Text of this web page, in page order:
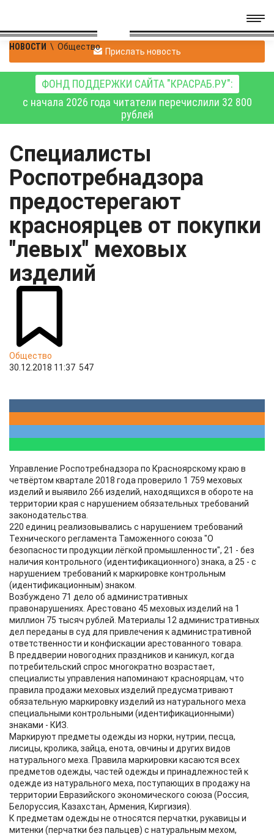
НОВОСТИ \ Общество Прислать новость
ФОНД ПОДДЕРЖКИ САЙТА "КРАСРАБ.РУ":
с начала 2026 года читатели перечислили 32 800
рублей
Специалисты
Роспотребнадзора
предостерегают
красноярцев от покупки
"левых" меховых
изделий
Общество
30.12.2018 11:37 547
Управление Роспотребнадзора по Красноярскому краю в
четвёртом квартале 2018 года проверило 1 759 меховых
изделий и выявило 266 изделий, находящихся в обороте на
территории края с нарушением обязательных требований
законодательства.
220 единиц реализовывались с нарушением требований
Технического регламента Таможенного союза "О
безопасности продукции лёгкой промышленности", 21 - без
наличия контрольного (идентификационного) знака, а 25 - с
нарушением требований к маркировке контрольным
(идентификационным) знаком.
Возбуждено 71 дело об административных
правонарушениях. Арестовано 45 меховых изделий на 1
миллион 75 тысяч рублей. Материалы 12 административных
дел переданы в суд для привлечения к административной
ответственности и конфискации арестованного товара.
В преддверии новогодних праздников и каникул, когда
потребительский спрос многократно возрастает,
специалисты управления напоминают красноярцам, что
правила продажи меховых изделий предусматривают
обязательную маркировку изделий из натурального меха
специальными контрольными (идентификационными)
знаками - КИЗ.
Маркируют предметы одежды из норки, нутрии, песца,
лисицы, кролика, зайца, енота, овчины и других видов
натурального меха. Правила маркировки касаются всех
предметов одежды, частей одежды и принадлежностей к
одежде из натурального меха, поступающих в продажу на
территории Евразийского экономического союза (Россия,
Белоруссия, Казахстан, Армения, Киргизия).
К предметам одежды не относятся перчатки, рукавицы и
митенки (перчатки без пальцев) с натуральным мехом,